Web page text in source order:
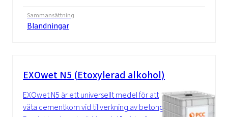
Sammansättning
Blandningar
EXOwet N5 (Etoxylerad alkohol)
EXOwet N5 är ett universellt medel för att
väta cementkorn vid tillverkning av betong.